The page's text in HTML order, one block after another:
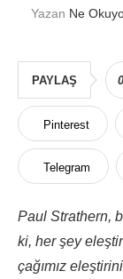
Yazan Ne
PAYLAŞ 0
Pinterest
Telegram
Paul Strathern,
ki, her şey
çağımız